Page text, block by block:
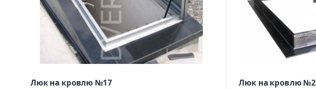
Люк на кровлю №17 Люк на кровлю №2